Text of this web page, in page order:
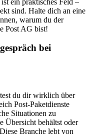
sind. Halte dich an eine
warum du der
Post AG bist!
bei
du dir wirklich über
Post-Paketdienste
Situationen zu
Übersicht behältst oder
Branche lebt von